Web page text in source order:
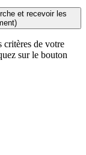
et recevoir les
critères de votre
sur le bouton